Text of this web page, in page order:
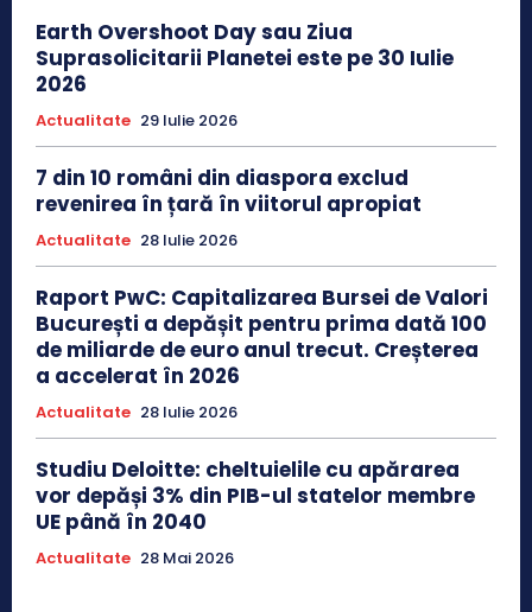
Earth Overshoot Day sau Ziua
Suprasolicitarii Planetei este pe 30 Iulie
2026
Actualitate 29 Iulie 2026
7 din 10 români din diaspora exclud
revenirea în țară în viitorul apropiat
Actualitate 28 Iulie 2026
Raport PwC: Capitalizarea Bursei de Valori
București a depășit pentru prima dată 100
de miliarde de euro anul trecut. Creșterea
a accelerat în 2026
Actualitate 28 Iulie 2026
Studiu Deloitte: cheltuielile cu apărarea
vor depăși 3% din PIB-ul statelor membre
UE până în 2040
Actualitate 28 Mai 2026